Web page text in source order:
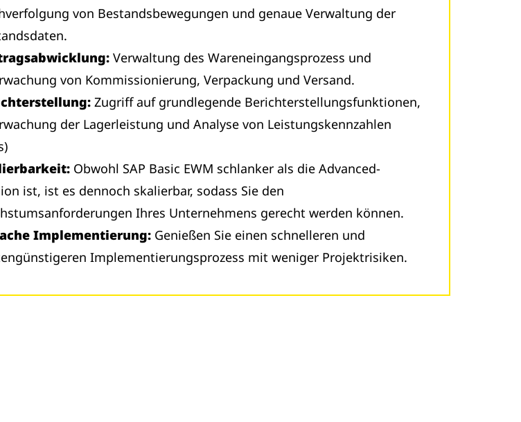
von Bestandsbewegungen und genaue Verwaltung der
Verwaltung des Wareneingangsprozess und
von Kommissionierung, Verpackung und Versand.
Zugriff auf grundlegende Berichterstellungsfunktionen,
der Lagerleistung und Analyse von Leistungskennzahlen
Obwohl SAP Basic EWM schlanker als die Advanced-
ist, ist es dennoch skalierbar, sodass Sie den
Ihres Unternehmens gerecht werden können.
Implementierung: Genießen Sie einen schnelleren und
Implementierungsprozess mit weniger Projektrisiken.